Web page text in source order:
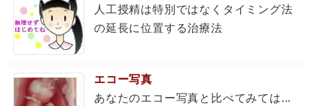
人工授精は特別ではなくタイミング法
の延長に位置する治療法
エコー写真
あなたのエコー写真と比べてみては...